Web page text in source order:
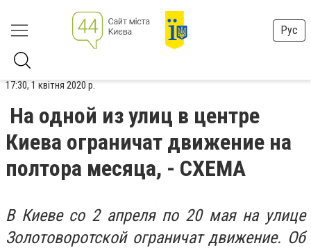
Рус
17:30, 1 квітня 2020 р.
На одной из улиц в центре
Киева ограничат движение на
полтора месяца, - СХЕМА
В Киеве со 2 апреля по 20 мая на улице
Золотоворотской ограничат движение. Об